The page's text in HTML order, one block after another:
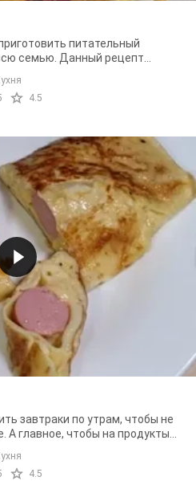
питательный
семью. Данный рецепт
вам не нужно будет ...
4.5
завтраки по утрам, чтобы не
А главное, чтобы на продукты
...
4.5